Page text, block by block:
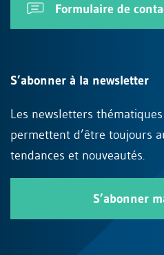
Formulaire de
S’abonner à la newsletter
Les newsletters
permettent d’être toujours
tendances et nouveautés.
S’abonner